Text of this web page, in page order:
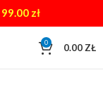
99.00 zł
0 0.00 ZŁ